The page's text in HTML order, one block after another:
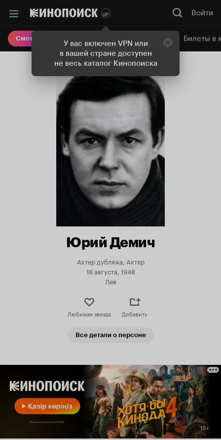
У вас включен VPN или
в вашей стране доступен
не весь каталог Кинопоиска
Войти
Смотреть кино Онлайн-кинотеатр Билеты в
Юрий Демич
Актер дубляжа, Актер
18 августа, 1948
Лев
Любимая звезда Добавить
Все детали о персоне